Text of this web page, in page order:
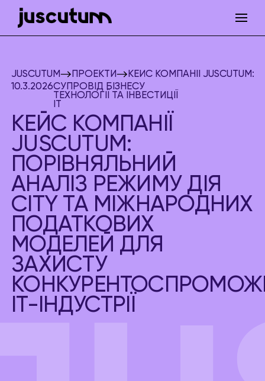
JUSCUTUM ПРОЕКТИ
КЕЙС КОМПАНІЇ
10.3.2026СУПРОВІД БІЗНЕСУ
ТЕХНОЛОГІЇ ТА ІНВЕСТИЦІЇ
IT
КЕЙС КОМПАНІЇ
JUSCUTUM:
ПОРІВНЯЛЬНИЙ
АНАЛІЗ РЕЖИМУ ДІЯ
CITY ТА МІЖНАРОДНИХ
ПОДАТКОВИХ
МОДЕЛЕЙ ДЛЯ
ЗАХИСТУ
ІТ-ІНДУСТРІЇ